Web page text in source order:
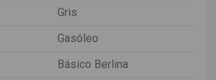
Gris
Gasóleo
Básico Berlina